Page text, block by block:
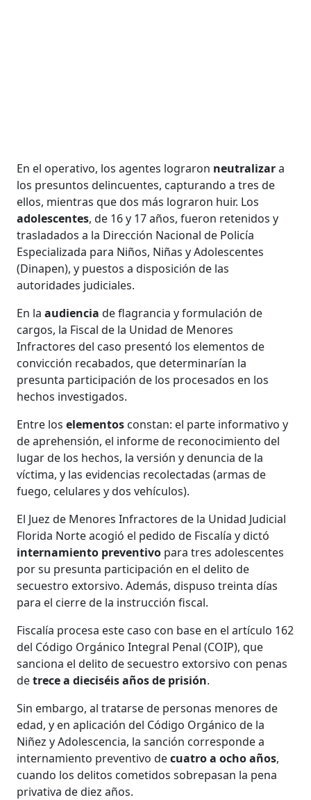
En el operativo, los agentes lograron neutralizara
los presuntos delincuentes, capturando a tres de
ellos, mientras que dos más lograron huir. Los
adolescentes, de 16 y 17 años, fueron retenidos y
trasladados a la Dirección Nacional de Policía
Especializada para Niños, Niñas y Adolescentes
(Dinapen), y puestos a disposición de las
autoridades judiciales.
En laaudienciade flagrancia y formulación de
cargos, la Fiscal de la Unidad de Menores
Infractores del caso presentó los elementos de
convicción recabados, que determinarían la
presunta participación de los procesados en los
hechos investigados.
Entre loselementos constan: el parte informativo y
de aprehensión, el informe de reconocimiento del
lugar de los hechos, la versión y denuncia de la
víctima, y las evidencias recolectadas (armas de
fuego, celulares y dos vehículos).
El Juez de Menores Infractores de la Unidad Judicial
Florida Norte acogió el pedido de Fiscalía y dictó
internamiento preventivo para tres adolescentes
por su presunta participación en el delito de
secuestro extorsivo. Además, dispuso treinta días
para el cierre de la instrucción fiscal.
Fiscalía procesa este caso con base en el artículo 162
del Código Orgánico Integral Penal (COIP), que
sanciona el delito de secuestro extorsivo con penas
detrece a dieciséis años de prisión.
Sin embargo, al tratarse de personas menores de
edad, y en aplicación del Código Orgánico de la
Niñez y Adolescencia, la sanción corresponde a
internamiento preventivo decuatro a ocho años,
cuando los delitos cometidos sobrepasan la pena
privativa de diez años.